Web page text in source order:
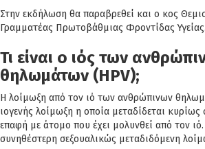
Στην εκδήλωση θα παραβρεθεί και ο κος
Γραμματέας Πρωτοβάθμιας Φροντίδας Υγείας.
Τι είναι ο ιός των
θηλωμάτων (HPV);
Η λοίμωξη από τον ιό των ανθρώπινων
ιογενής λοίμωξη η οποία μεταδίδεται κυρίως
επαφή με άτομο που έχει μολυνθεί από τον ιό.
συνηθέστερη σεξουαλικώς μεταδιδόμενη